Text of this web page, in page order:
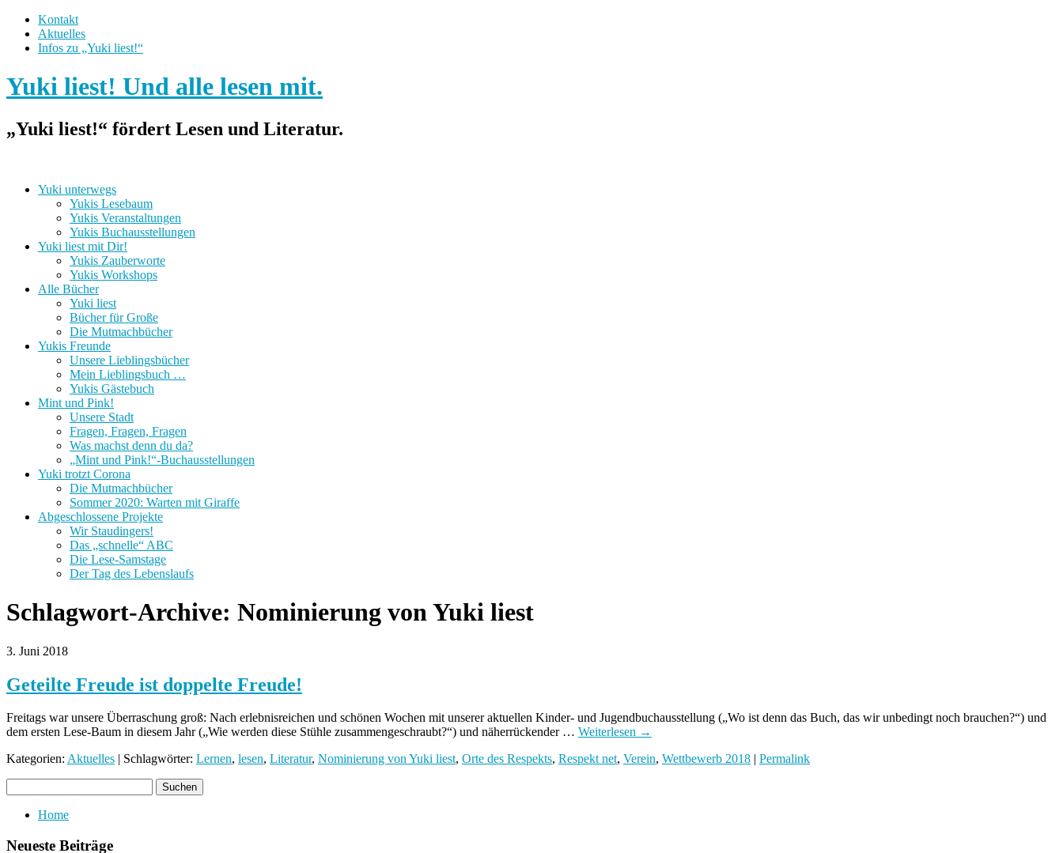
Kontakt
Aktuelles
Infos zu „Yuki liest!“
Yuki liest! Und alle lesen mit.
„Yuki liest!“ fördert Lesen und Literatur.
Yuki unterwegs
Yukis Lesebaum
Yukis Veranstaltungen
Yukis Buchausstellungen
Yuki liest mit Dir!
Yukis Zauberworte
Yukis Workshops
Alle Bücher
Yuki liest
Bücher für Große
Die Mutmachbücher
Yukis Freunde
Unsere Lieblingsbücher
Mein Lieblingsbuch …
Yukis Gästebuch
Mint und Pink!
Unsere Stadt
Fragen, Fragen, Fragen
Was machst denn du da?
„Mint und Pink!“-Buchausstellungen
Yuki trotzt Corona
Die Mutmachbücher
Sommer 2020: Warten mit Giraffe
Abgeschlossene Projekte
Wir Staudingers!
Das „schnelle“ ABC
Die Lese-Samstage
Der Tag des Lebenslaufs
Schlagwort-Archive: Nominierung von Yuki liest
3. Juni 2018
Geteilte Freude ist doppelte Freude!
Freitags war unsere Überraschung groß: Nach erlebnisreichen und schönen Wochen mit unserer aktuellen Kinder- und Jugendbuchausstellung („Wo ist denn das Buch, das wir unbedingt noch brauchen?“) und
dem ersten Lese-Baum in diesem Jahr („Wie werden diese Stühle zusammengeschraubt?“) und näherrückender … Weiterlesen →
Kategorien: Aktuelles | Schlagwörter: Lernen, lesen, Literatur, Nominierung von Yuki liest, Orte des Respekts, Respekt net, Verein, Wettbewerb 2018 Permalink
Home
Neueste Beiträge